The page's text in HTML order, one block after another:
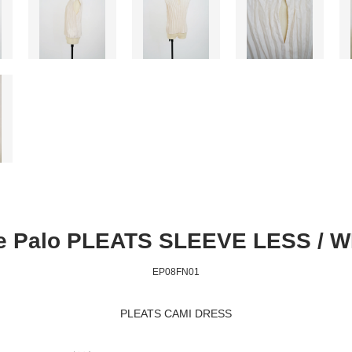
Palo PLEATS SLEEVE LESS /
EP08FN01
PLEATS CAMI DRESS